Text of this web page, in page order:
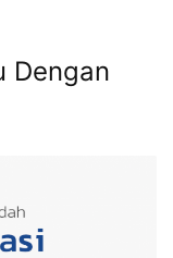
Dengan